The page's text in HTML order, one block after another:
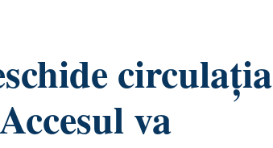
circulația
va